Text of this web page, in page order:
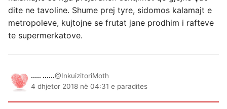
dite ne tavoline. Shume prej tyre, sidomos kalamajt e
metropoleve, kujtojne se frutat jane prodhim i rafteve
te supermerkatove.
..... ......@InkuizitoriMoth
4 dhjetor 2018 në 04:31 e paradites